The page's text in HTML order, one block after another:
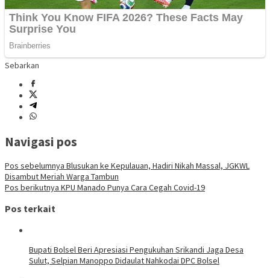
Sebarkan
Navigasi pos
Pos sebelumnya Blusukan ke Kepulauan, Hadiri Nikah Massal, JGKWL
Disambut Meriah Warga Tambun
Pos berikutnya KPU Manado Punya Cara Cegah Covid-19
Pos terkait
Bupati Bolsel Beri Apresiasi Pengukuhan Srikandi Jaga Desa
Sulut, Selpian Manoppo Didaulat Nahkodai DPC Bolsel